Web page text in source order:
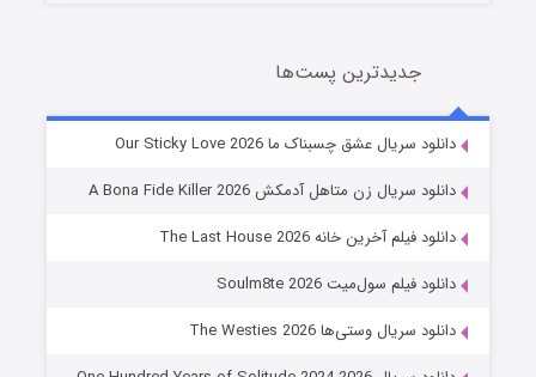
شوگر فصل ۲
جدیدترین پست‌ها
دانلود سریال عشق چسبناک ما Our Sticky Love 2026
دانلود سریال زن متاهل آدمکش A Bona Fide Killer 2026
دانلود فیلم آخرین خانه The Last House 2026
دانلود فیلم سول‌میت Soulm8te 2026
دانلود سریال وستی‌ها The Westies 2026